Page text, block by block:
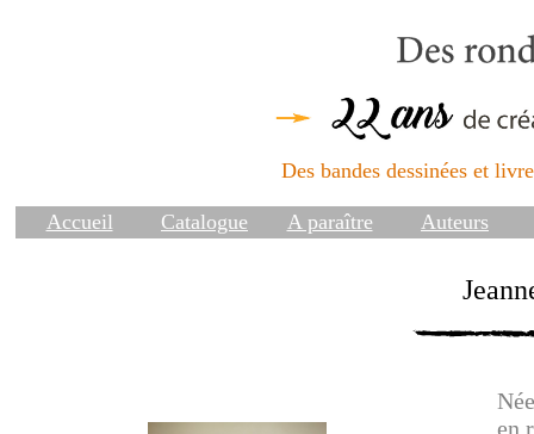
Des bandes dessinées et
Accueil Catalogue A paraître Auteurs
en